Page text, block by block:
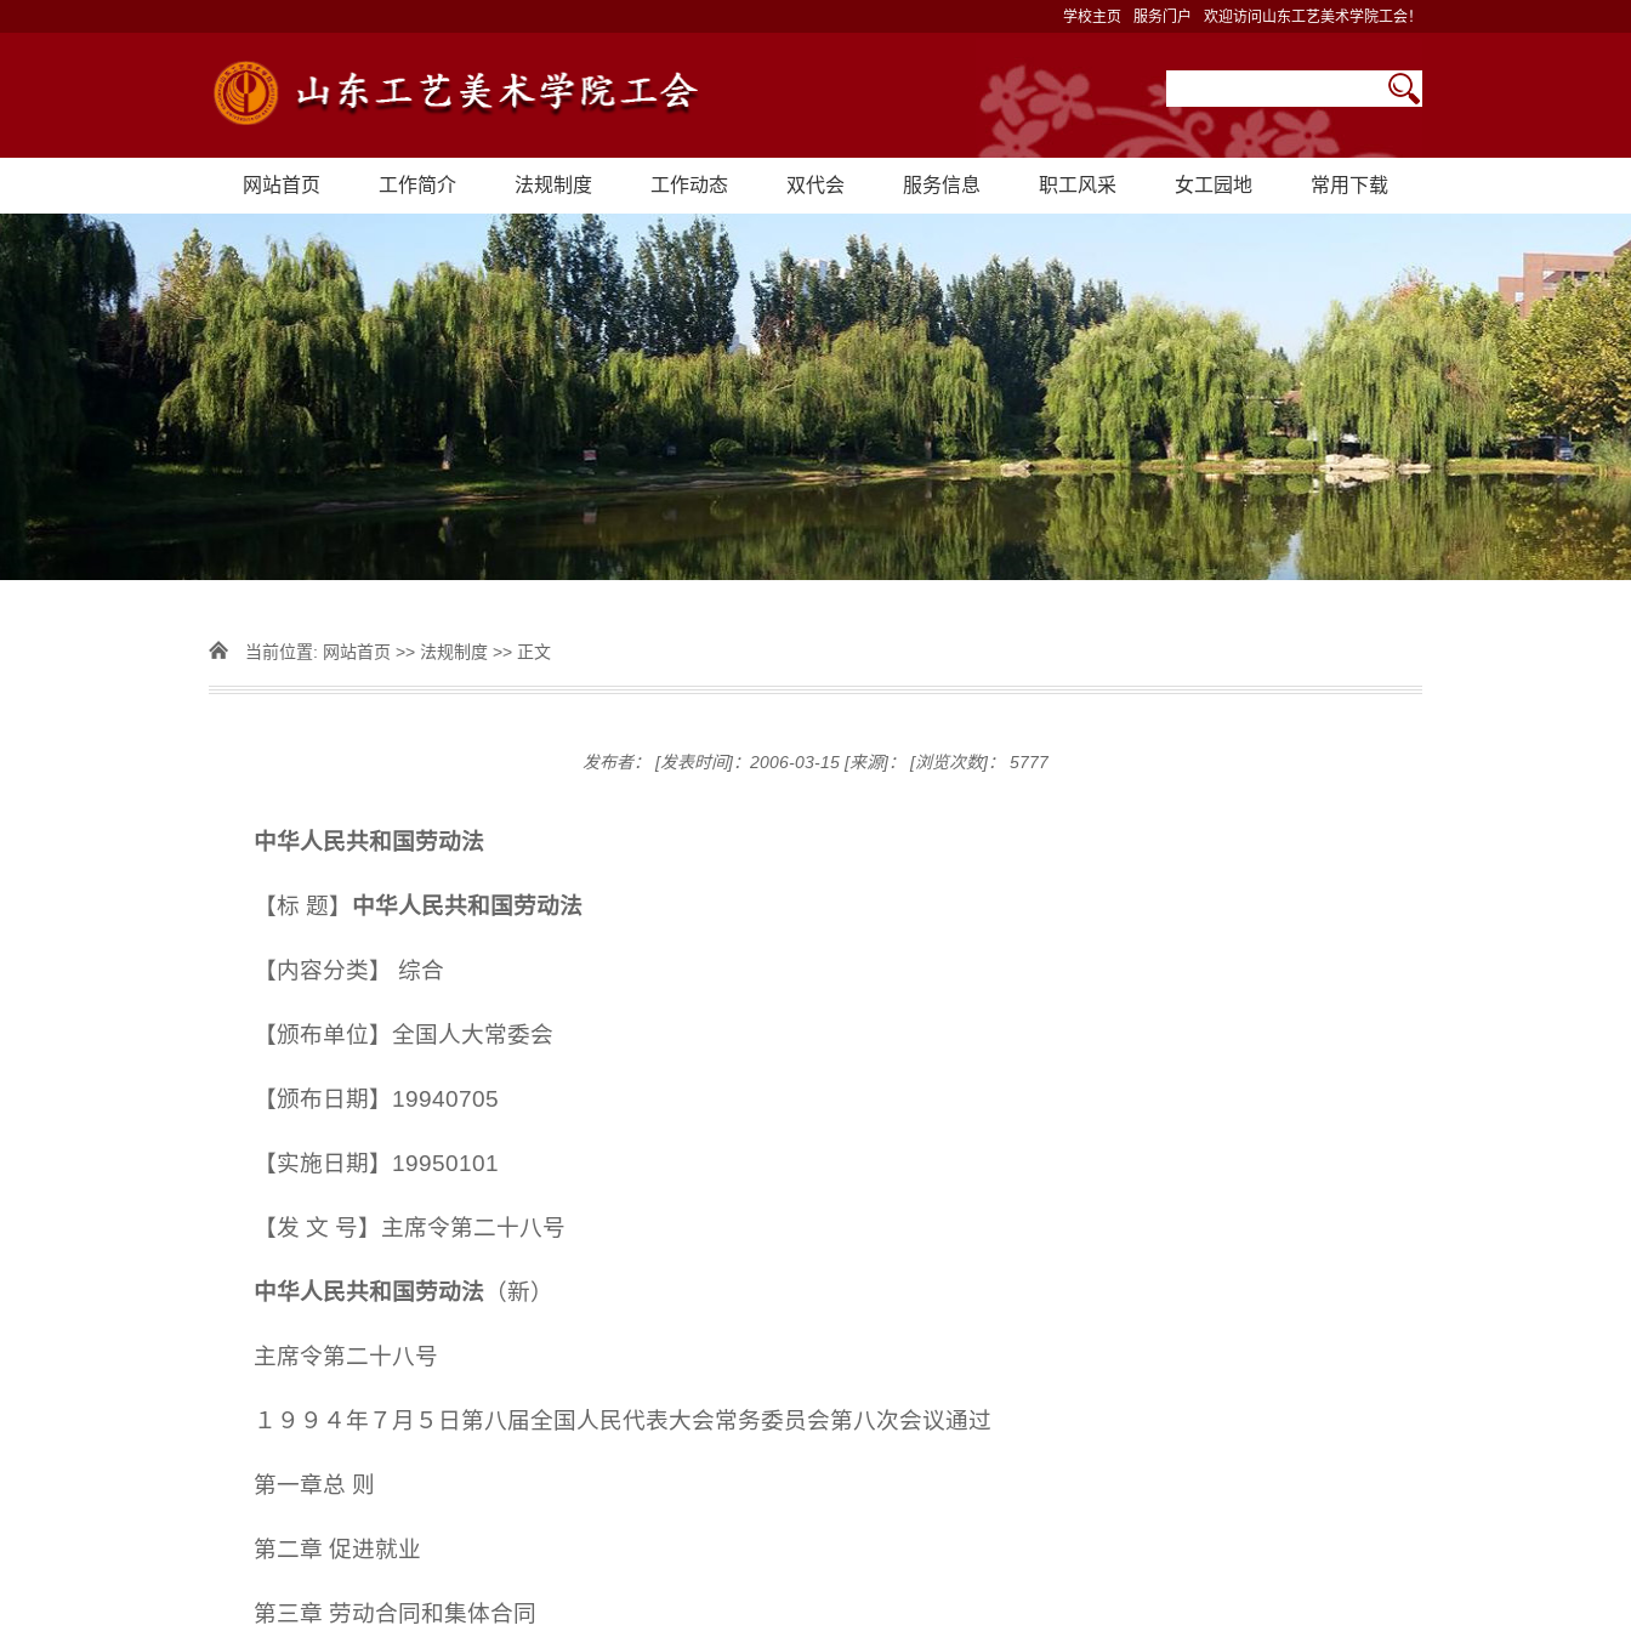
学校主页 服务门户 欢迎访问山东工艺美术学院工会！
网站首页 工作简介 法规制度 工作动态 双代会 服务信息 职工风采 女工园地 常用下载
当前位置: 网站首页 >> 法规制度 >> 正文
发布者： [发表时间]：2006-03-15 [来源]： [浏览次数]： 5777
中华人民共和国劳动法
【标 题】 中华人民共和国劳动法
【内容分类】 综合
【颁布单位】全国人大常委会
【颁布日期】19940705
【实施日期】19950101
【发 文 号】主席令第二十八号
中华人民共和国劳动法 （新）
主席令第二十八号
１９９４年７月５日第八届全国人民代表大会常务委员会第八次会议通过
第一章总 则
第二章 促进就业
第三章 劳动合同和集体合同